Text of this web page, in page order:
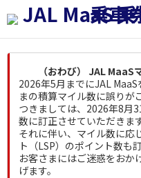
（おわび） JAL
2026年5月までにJAL
まの積算マイル数に誤りが
つきましては、2026年8月
数に訂正させていただきます
それに伴い、マイル数に
ト（LSP）のポイント数も
お客さまにはご迷惑をおか
げます。